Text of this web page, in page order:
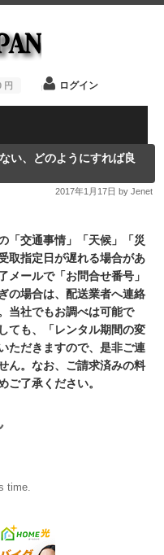
円 ログイン
い、どのようにすれば良
2017年1月17日 by Jenet
「交通事情」「天候」「災
取指定日が遅れる場合があ
メールで「お問合せ番号」
の場合は、配送業者へ連絡
当社でもお調べは可能で
ても、「レンタル期間の変
ただきますので、是非ご連
ん。なお、ご請求済みの料
ご了承ください。
time.